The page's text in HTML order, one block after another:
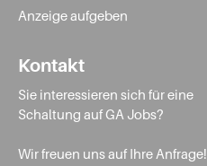
Anzeige aufgeben
Kontakt
Sie interessieren sich für eine
Schaltung auf GA Jobs?
Wir freuen uns auf Ihre Anfrage!